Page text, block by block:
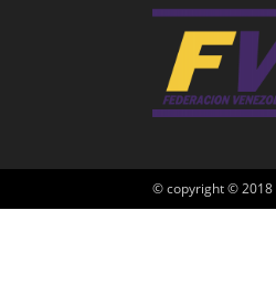
© copyright © 2018